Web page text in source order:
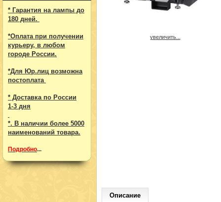
* Гарантия на лампы до
180 дней.
*Оплата при получении
курьеру, в любом
городе России.
*Для Юр.лиц возможна
постоплата
* Доставка по России
1-3 дня
*. В наличии более 5000
наименований товара.
Подробно...
увеличить...
Описание